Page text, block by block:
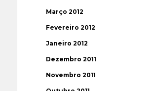
Março 2012
Fevereiro 2012
Janeiro 2012
Dezembro 2011
Novembro 2011